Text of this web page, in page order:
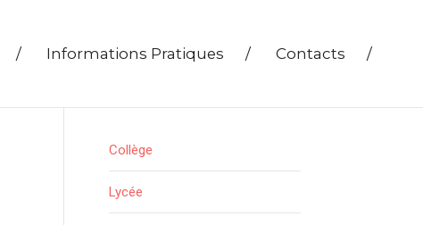
/ Informations Pratiques / Contacts /
Collège
Lycée